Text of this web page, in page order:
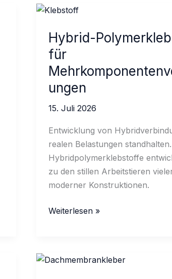
Hybrid-
für
ungen
15. Juli 2026
Entwicklung von
realen Belastungen standhalten.
Hybridpolymerklebstoffe
zu den stillen Arbeitstieren
moderner Konstruktionen.
Hybrid-
Weiterlesen »